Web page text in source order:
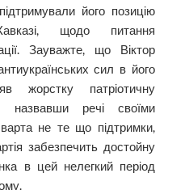
його позицію
щодо питання
Зауважте, що Віктор
сил в його
жорстку патріотичну
назвавши речі своїми
не те що підтримки,
забезпечить достойну
в цей нелегкий період